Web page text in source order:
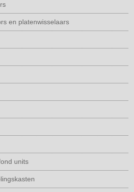
en platenwisselaars
units